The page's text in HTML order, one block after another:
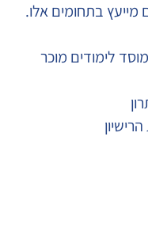
מייעץ בתחומים אלו.
לימודים מוכר